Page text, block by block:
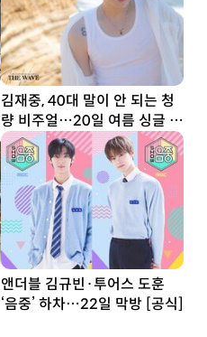
김재중, 40대 말이 안 되는 청
량 비주얼…20일 여름 싱글 발
매
앤더블 김규빈·투어스 도훈
‘음중’ 하차…22일 막방 [공식]